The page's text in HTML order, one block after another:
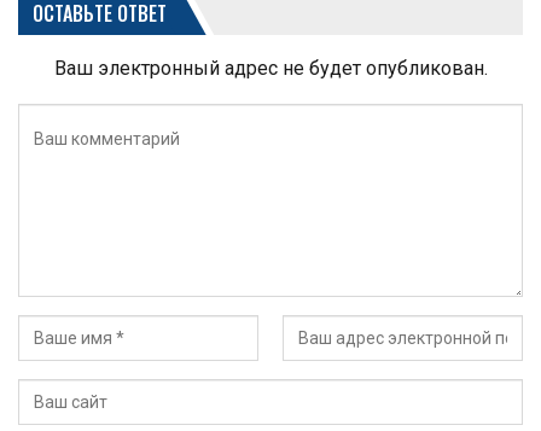
ОСТАВЬТЕ ОТВЕТ
Ваш электронный адрес не будет опубликован.